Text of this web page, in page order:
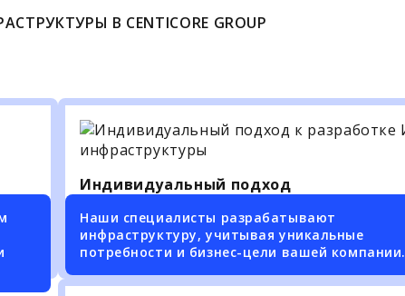
В CENTICORE GROUP
Индивидуальный подход
Наши специалисты разрабатывают
инфраструктуру, учитывая уникальные
потребности и бизнес-цели вашей компании.